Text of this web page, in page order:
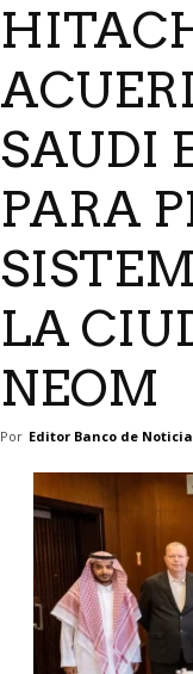
SAUDI
PARA
LA
NEOM
Por Editor Banco de